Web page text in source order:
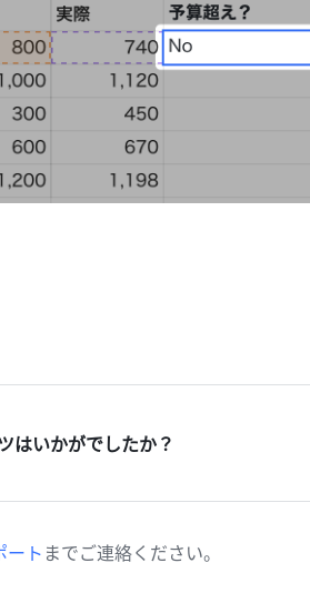
はいかがでしたか？
ート までご連絡ください。